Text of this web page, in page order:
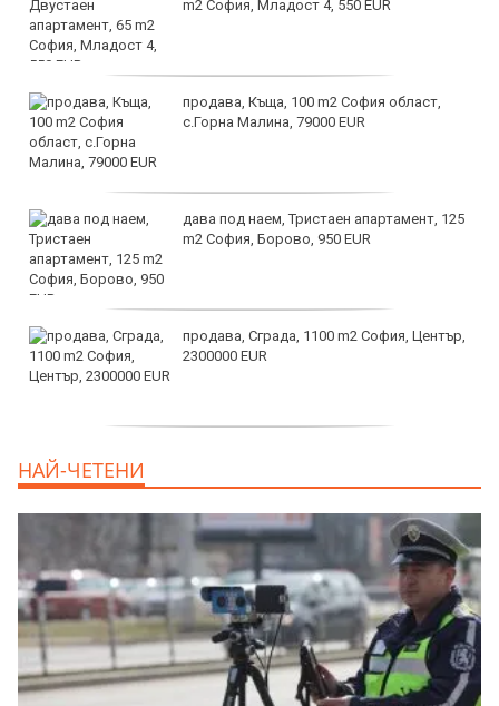
m2 София, Младост 4, 550 EUR
продава, Къща, 100 m2 София област,
с.Горна Малина, 79000 EUR
дава под наем, Тристаен апартамент, 125
m2 София, Борово, 950 EUR
продава, Сграда, 1100 m2 София, Център,
2300000 EUR
НАЙ-ЧЕТЕНИ